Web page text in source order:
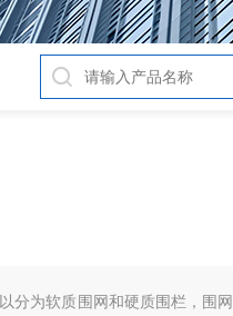
分为软质围网和硬质围栏，围